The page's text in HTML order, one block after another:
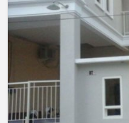
Pria
surabaya
tengah